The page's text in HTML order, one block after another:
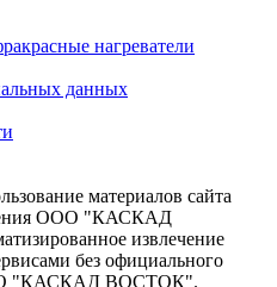
нагреватели
данных
материалов сайта
ООО "КАСКАД
извлечение
без официального
"КАСКАД ВОСТОК".